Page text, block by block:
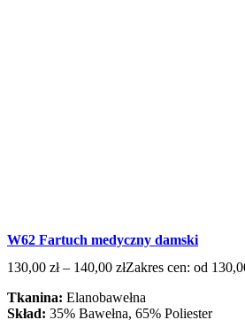
W62 Fartuch medyczny damski
130,00 zł – 140,00 złZakres cen: od
Tkanina: Elanobawełna
Skład: 35% Bawełna, 65% Poliester